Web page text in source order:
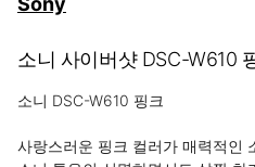
소니 사이버샷 DSC-W610
소니 DSC-W610 핑크
사랑스러운 핑크 컬러가 매력적인